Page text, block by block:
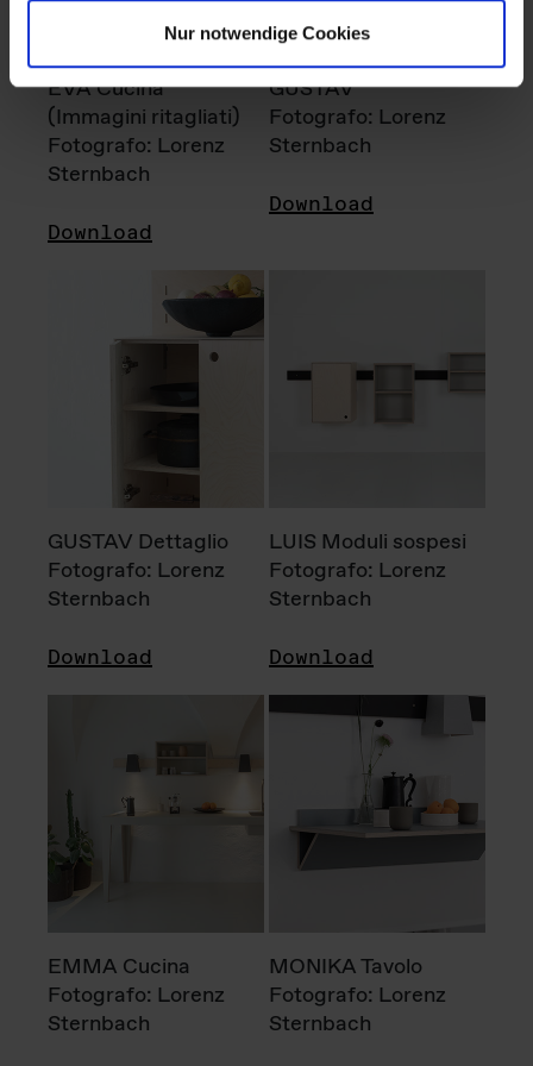
Nur notwendige Cookies
EVA Cucina
(Immagini ritagliati)
Fotografo: Lorenz
Sternbach
Download
GUSTAV
Fotografo: Lorenz
Sternbach
Download
GUSTAV Dettaglio
Fotografo: Lorenz
Sternbach
Download
LUIS Moduli sospesi
Fotografo: Lorenz
Sternbach
Download
EMMA Cucina
Fotografo: Lorenz
Sternbach
MONIKA Tavolo
Fotografo: Lorenz
Sternbach